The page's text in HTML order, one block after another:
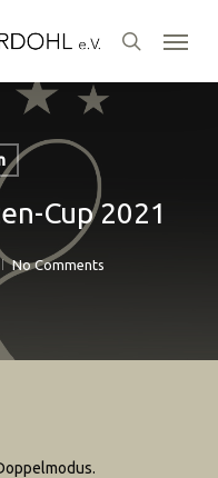
search
Menu
Cup 2021
No Comments